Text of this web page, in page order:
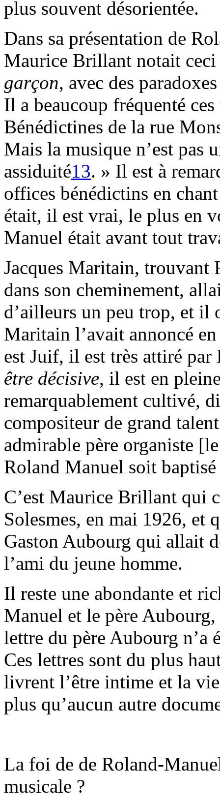
plus souvent désorientée.
Dans sa présentation de
Maurice Brillant notait ceci
garçon, avec des
Il a beaucoup fréquenté
Bénédictines de la rue
Mais la musique n’est pas
assiduité13. » Il est à
offices bénédictins en
était, il est vrai, le plus en
Manuel était avant tout
Jacques Maritain, trouvant
dans son cheminement,
d’ailleurs un peu trop, et il
Maritain l’avait annoncé
est Juif, il est très attiré
être décisive, il est en
remarquablement cultivé,
compositeur de grand
admirable père organiste
Roland Manuel soit baptisé
C’est Maurice Brillant qui
Solesmes, en mai 1926, et
Gaston Aubourg qui allait
l’ami du jeune homme.
Il reste une abondante et
Manuel et le père
lettre du père Aubourg n’a
Ces lettres sont du plus
livrent l’être intime et la
plus qu’aucun autre
La foi de de Roland-
musicale ?